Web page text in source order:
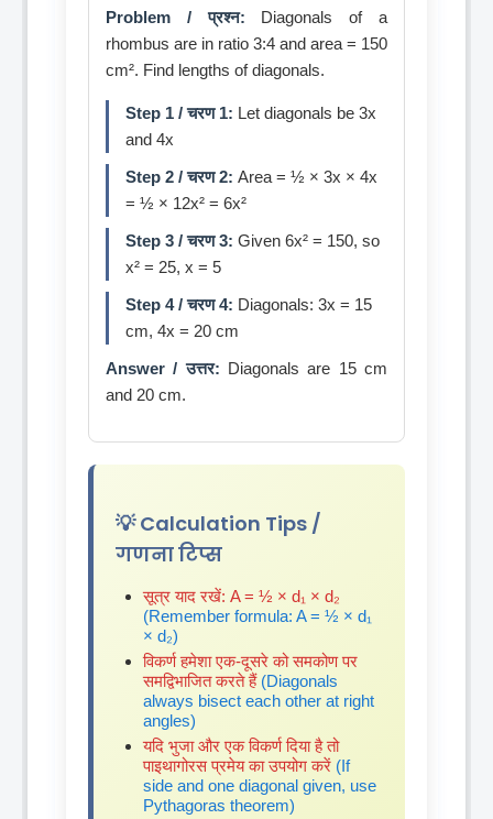
Problem / प्रश्न: Diagonals of a
rhombus are in ratio 3:4 and area = 150
cm². Find lengths of diagonals.
Step 1 / चरण 1: Let diagonals be 3x
and 4x
Step 2 / चरण 2: Area = ½ × 3x × 4x
= ½ × 12x² = 6x²
Step 3 / चरण 3: Given 6x² = 150, so
x² = 25, x = 5
Step 4 / चरण 4: Diagonals: 3x = 15
cm, 4x = 20 cm
Answer / उत्तर: Diagonals are 15 cm
and 20 cm.
💡 Calculation Tips /
गणना टिप्स
सूत्र याद रखें: A = ½ × d₁ × d₂
(Remember formula: A = ½ × d₁
× d₂)
विकर्ण हमेशा एक-दूसरे को समकोण पर
समद्विभाजित करते हैं (Diagonals
always bisect each other at right
angles)
यदि भुजा और एक विकर्ण दिया है तो
पाइथागोरस प्रमेय का उपयोग करें (If
side and one diagonal given, use
Pythagoras theorem)